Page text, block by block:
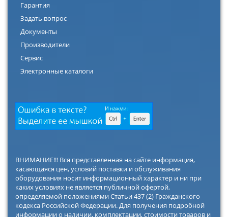
Гарантия
Задать вопрос
Документы
Производители
Сервис
Электронные каталоги
ВНИМАНИЕ!!! Вся представленная на сайте информация,
касающаяся цен, условий поставки и обслуживания
оборудования носит информационный характер и ни при
каких условиях не является публичной офертой,
определяемой положениями Статьи 437 (2) Гражданского
кодекса Российской Федерации. Для получения подробной
информации о наличии, комплектации, стоимости товаров и